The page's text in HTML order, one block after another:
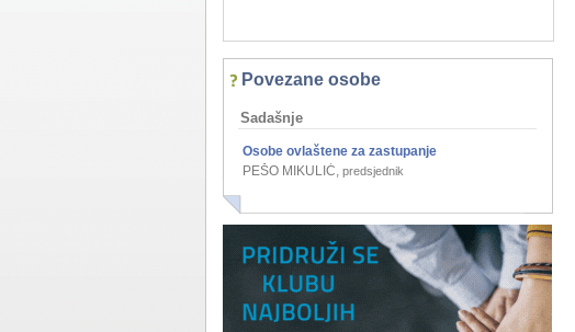
Povezane osobe
Sadašnje
Osobe ovlaštene za zastupanje
PEŠO MIKULIĆ, predsjednik